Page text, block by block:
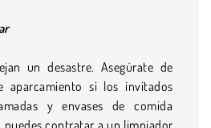
un desastre. Asegúrate de
aparcamiento si los invitados
y envases de comida
puedes contratar a un limpiador